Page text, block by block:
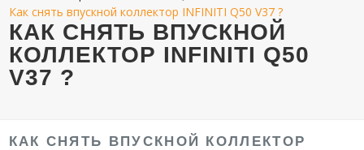
Как снять впускной коллектор INFINITI Q50 V37 ?
КАК СНЯТЬ ВПУСКНОЙ
КОЛЛЕКТОР INFINITI Q50
V37 ?
КАК СНЯТЬ ВПУСКНОЙ КОЛЛЕКТОР